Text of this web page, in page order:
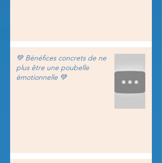
💚 Bénéfices concrets de ne
plus être une poubelle
émotionnelle 💚